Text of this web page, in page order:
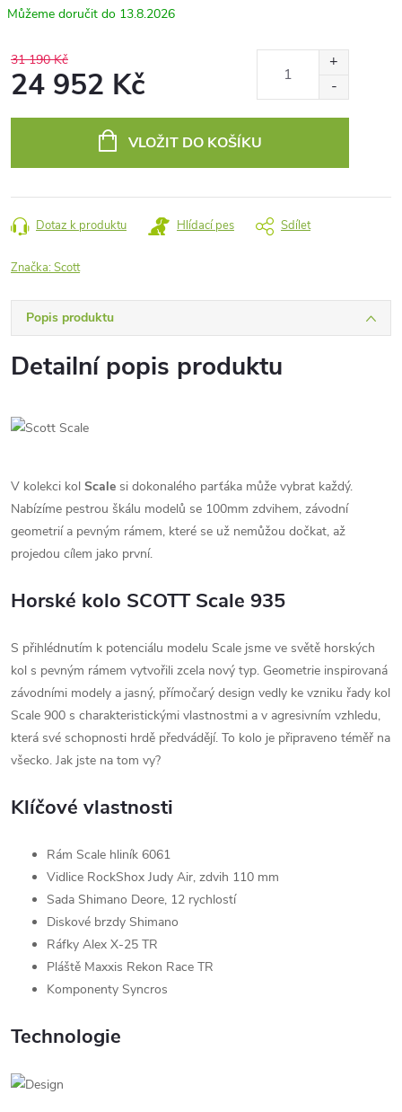
13.8.2026
31 190 Kč
24 952 Kč
VLOŽIT DO KOŠÍKU
Dotaz k produktu Hlídací pes Sdílet
Značka:Scott
Popis produktu
Detailní popis produktu
V kolekci kol Scale si dokonalého parťáka může vybrat každý.
Nabízíme pestrou škálu modelů se 100mm zdvihem, závodní
geometrií a pevným rámem, které se už nemůžou dočkat, až
projedou cílem jako první.
Horské kolo SCOTT Scale 935
S přihlédnutím k potenciálu modelu Scale jsme ve světě horských
kol s pevným rámem vytvořili zcela nový typ. Geometrie inspirovaná
závodními modely a jasný, přímočarý design vedly ke vzniku řady kol
Scale 900 s charakteristickými vlastnostmi a v agresivním vzhledu,
která své schopnosti hrdě předvádějí. To kolo je připraveno téměř na
všecko. Jak jste na tom vy?
Klíčové vlastnosti
Rám Scale hliník 6061
Vidlice RockShox Judy Air, zdvih 110 mm
Sada Shimano Deore, 12 rychlostí
Diskové brzdy Shimano
Ráfky Alex X-25 TR
Pláště Maxxis Rekon Race TR
Komponenty Syncros
Technologie